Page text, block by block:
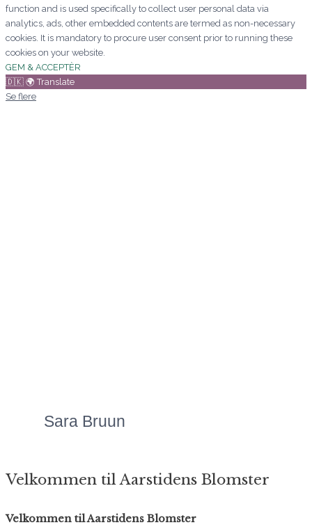
function and is used specifically to collect user personal data via
analytics, ads, other embedded contents are termed as non-necessary
cookies. It is mandatory to procure user consent prior to running these
cookies on your website.
GEM & ACCEPTÈR
🇩🇰 🌍 Translate
Se flere
Sara Bruun
Velkommen til Aarstidens Blomster
Velkommen til Aarstidens Blomster